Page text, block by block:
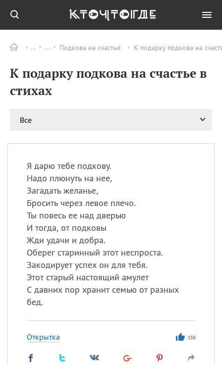
Подкова на счастье К подарку подкова на
К подарку подкова на счастье в
стихах
Все
Я дарю тебе подкову.
Надо плюнуть на нее,
Загадать желанье,
Бросить через левое плечо.
Ты повесь ее над дверью
И тогда, от подковы
Жди удачи и добра.
Оберег старинный этот неспроста.
Закодирует успех он для тебя.
Этот старый настоящий амулет
С давних пор хранит семью от разных
бед.
Открытка 150
ПРАЗДНИКИ Все
06.08
Преображение
Романа и Давида
07.08
ИМЕНА
Сегодня празднуют именины